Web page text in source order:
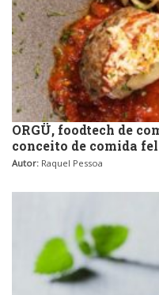
ORGÜ, foodtech de
conceito de comida
Autor: Raquel Pessoa